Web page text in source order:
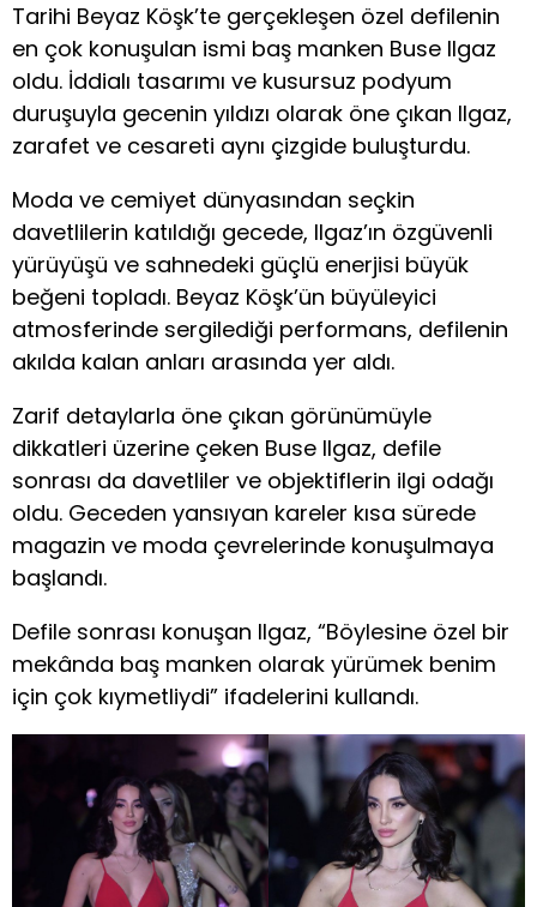
Tarihi Beyaz Köşk’te gerçekleşen özel defilenin
en çok konuşulan ismi baş manken Buse Ilgaz
oldu. İddialı tasarımı ve kusursuz podyum
duruşuyla gecenin yıldızı olarak öne çıkan Ilgaz,
zarafet ve cesareti aynı çizgide buluşturdu.
Moda ve cemiyet dünyasından seçkin
davetlilerin katıldığı gecede, Ilgaz’ın özgüvenli
yürüyüşü ve sahnedeki güçlü enerjisi büyük
beğeni topladı. Beyaz Köşk’ün büyüleyici
atmosferinde sergilediği performans, defilenin
akılda kalan anları arasında yer aldı.
Zarif detaylarla öne çıkan görünümüyle
dikkatleri üzerine çeken Buse Ilgaz, defile
sonrası da davetliler ve objektiflerin ilgi odağı
oldu. Geceden yansıyan kareler kısa sürede
magazin ve moda çevrelerinde konuşulmaya
başlandı.
Defile sonrası konuşan Ilgaz, “Böylesine özel bir
mekânda baş manken olarak yürümek benim
için çok kıymetliydi” ifadelerini kullandı.